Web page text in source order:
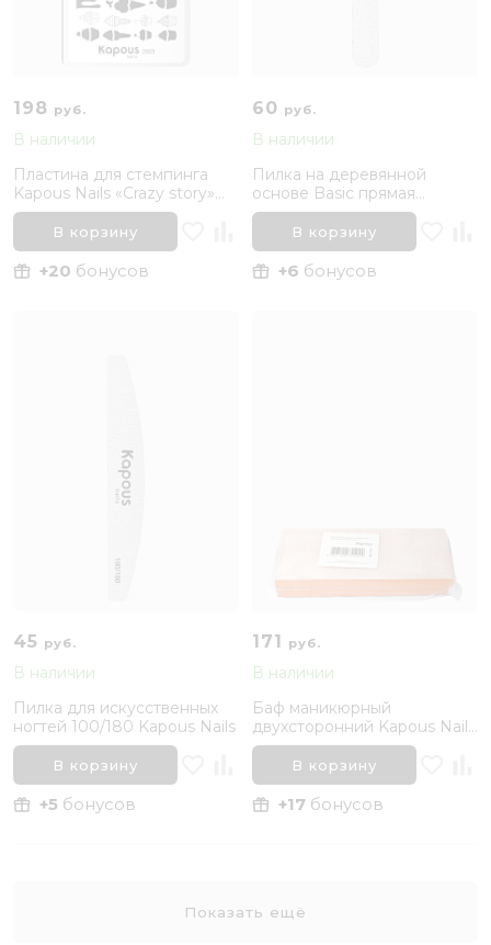
198 руб.
В наличии
Пластина для стемпинга
Kapous Nails «Crazy story»
Sweets
В корзину
+20 бонусов
60 руб.
В наличии
Пилка на деревянной
основе Basic прямая
100/180 Bruar
В корзину
+6 бонусов
45 руб.
В наличии
Пилка для искусственных
ногтей 100/180 Kapous Nails
В корзину
+5 бонусов
171 руб.
В наличии
Баф маникюрный
двухсторонний Kapous Nail
100/120
В корзину
+17 бонусов
Показать ещё